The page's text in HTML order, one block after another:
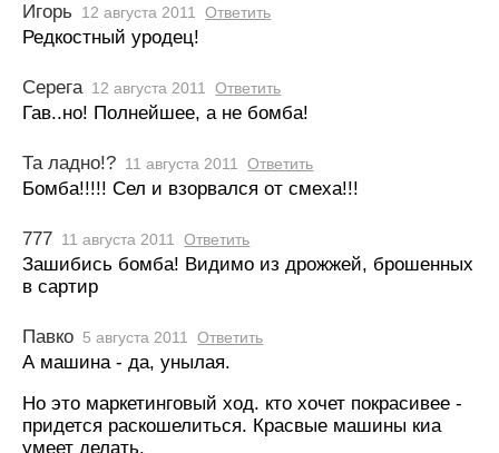
Игорь 12 августа 2011 Ответить
Редкостный уродец!
Серега 12 августа 2011 Ответить
Гав..но! Полнейшее, а не бомба!
Та ладно!? 11 августа 2011 Ответить
Бомба!!!!! Сел и взорвался от смеха!!!
777 11 августа 2011 Ответить
Зашибись бомба! Видимо из дрожжей, брошенных
в сартир
Павко 5 августа 2011 Ответить
А машина - да, унылая.
Но это маркетинговый ход. кто хочет покрасивее -
придется раскошелиться. Красвые машины киа
умеет делать.